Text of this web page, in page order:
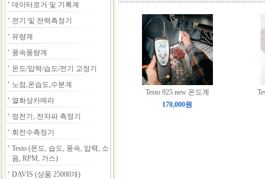
데이터로거 및 기록계
전기 및 전력측정기
유량계
풍속풍량계
온도/압력/습도/전기 교정기
노점,온습도,수분계
열화상카메라
정전기, 전자파 측정기
회전수측정기
Testo (온도, 습도, 풍속, 압력, 소
음, RPM, 가스)
DAVIS (상품 25000개)
Testo 925 new 온도계
170,000원